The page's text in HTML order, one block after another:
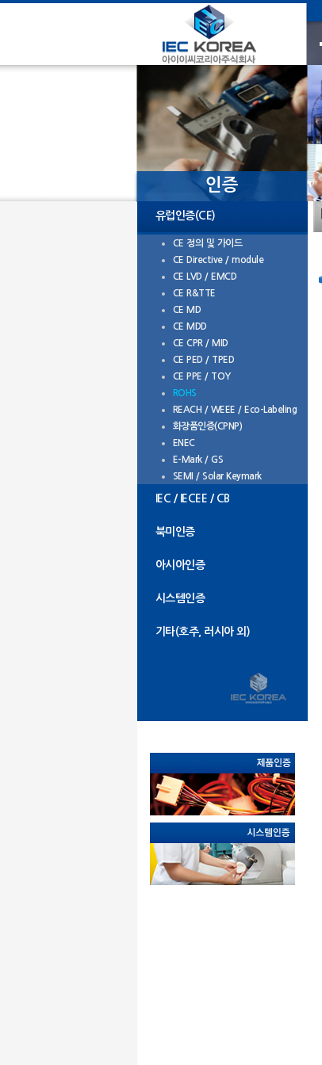
인증
유럽인증(CE)
CE 정의 및 가이드
CE Directive / module
CE LVD / EMCD
CE R&TTE
CE MD
CE MDD
CE CPR / MID
CE PED / TPED
CE PPE / TOY
ROHS
REACH / WEEE / Eco-Labeling
화장품인증(CPNP)
ENEC
E-Mark / GS
SEMI / Solar Keymark
IEC / IECEE / CB
북미인증
아시아인증
시스템인증
기타(호주, 러시아 외)